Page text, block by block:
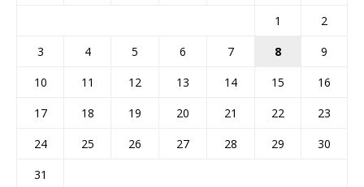
1
2
3
4 5 6 7 8
9
10
11 12 13 14 15
16
17
18 19 20 21 22
23
24
25 26 27 28 29
30
31